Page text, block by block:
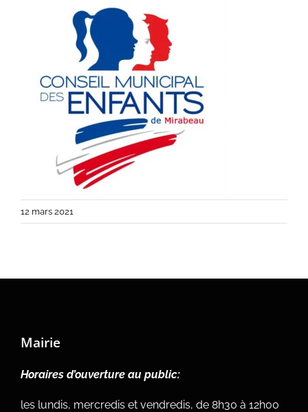
12 mars 2021
Mairie
Horaires d’ouverture au public:
les lundis, mercredis et vendredis, de 8h30 à 12h00